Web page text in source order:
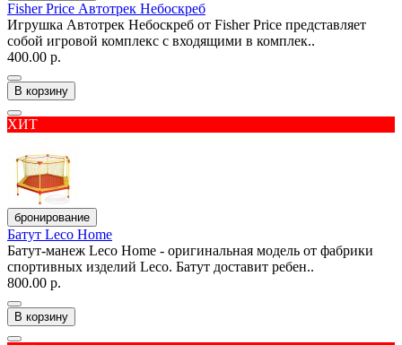
Fisher Price Автотрек Небоскреб
Игрушка Автотрек Небоскреб от Fisher Price представляет
собой игровой комплекс с входящими в комплек..
400.00 р.
В корзину
ХИТ
бронирование
Батут Leco Home
Батут-манеж Leco Home - оригинальная модель от фабрики
спортивных изделий Leco. Батут доставит ребен..
800.00 р.
В корзину